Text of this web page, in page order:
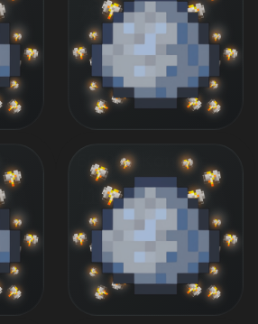
79 ₽
60.000 Коинов
119 ₽